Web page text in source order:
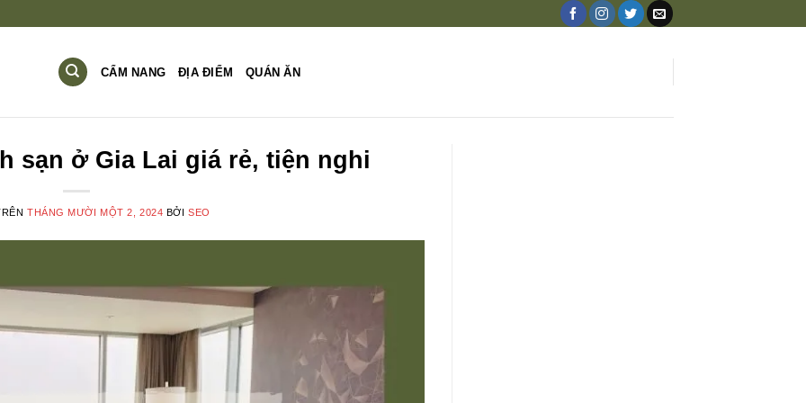
CẨM NANG ĐỊA ĐIỂM QUÁN ĂN
sạn ở Gia Lai giá rẻ, tiện nghi
THÁNG MƯỜI MỘT 2, 2024 BỞISEO